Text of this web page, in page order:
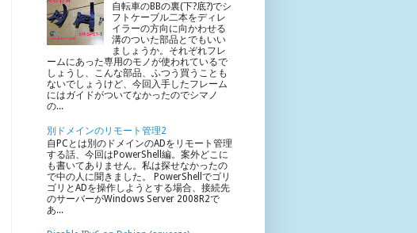
自転車のBBの裏(下?底?)でシ
フトケーブル二本をディレ
イラーの方向に向かわせる
溝のついた部品とでもいい
ましょうか。それぞれフレ
ームにあった専用のモノが使われているで
しょうし、こんな部品、ふつう買うことも
ないでしょうけど、今回入手したフレーム
にはガイドがついてなかったのでシマノ
の...
別ドメインのリモート管理2
自PCとは別のドメインのADをリモート管理
する話、今回はPowerShell編。案外どこに
も書いてありません。私は探せなかったの
で中の人に聞きました。 PowerShellでゴリ
ゴリとADを操作しようとする場合、接続先
のサーバーがWindows Server 2008R2で
あ...